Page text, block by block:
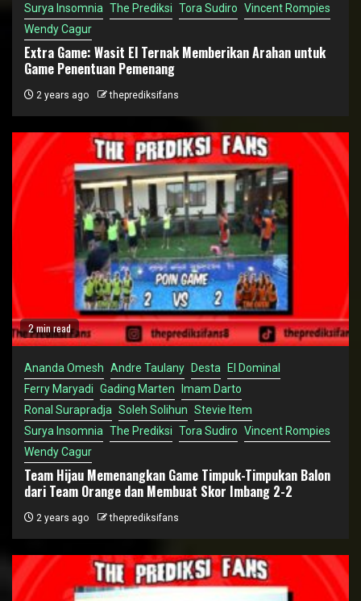
Surya Insomnia The Prediksi Tora Sudiro Vincent Rompies
Wendy Cagur
Extra Game: Wasit El Ternak Memberikan Arahan untuk
Game Penentuan Pemenang
2 years ago theprediksifans
2 min read
Ananda Omesh Andre Taulany Desta El Dominal
Ferry Maryadi Gading Marten Imam Darto
Ronal Surapradja Soleh Solihun Stevie Item
Surya Insomnia The Prediksi Tora Sudiro Vincent Rompies
Wendy Cagur
Team Hijau Memenangkan Game Timpuk-Timpukan Balon
dari Team Orange dan Membuat Skor Imbang 2-2
2 years ago theprediksifans